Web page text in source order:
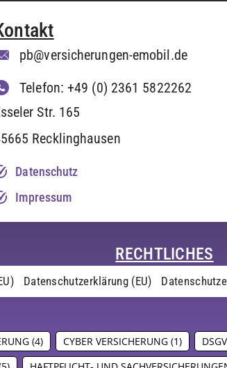
pb@versicherungen-emobil.de
Telefon: +49 (0) 2361 5822262
Str. 165
Recklinghausen
Datenschutz
Impressum
RECHTLICHES
Datenschutzerklärung (EU)
(4) CYBER VERSICHERUNG (1)